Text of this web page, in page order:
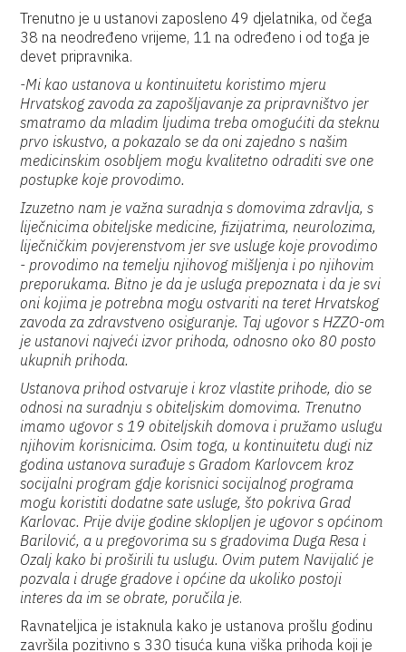
Trenutno je u ustanovi zaposleno 49 djelatnika, od čega
38 na neodređeno vrijeme, 11 na određeno i od toga je
devet pripravnika.
-Mi kao ustanova u kontinuitetu koristimo mjeru
Hrvatskog zavoda za zapošljavanje za pripravništvo jer
smatramo da mladim ljudima treba omogućiti da steknu
prvo iskustvo, a pokazalo se da oni zajedno s našim
medicinskim osobljem mogu kvalitetno odraditi sve one
postupke koje provodimo.
Izuzetno nam je važna suradnja s domovima zdravlja, s
liječnicima obiteljske medicine, fizijatrima, neurolozima,
liječničkim povjerenstvom jer sve usluge koje provodimo
- provodimo na temelju njihovog mišljenja i po njihovim
preporukama. Bitno je da je usluga prepoznata i da je svi
oni kojima je potrebna mogu ostvariti na teret Hrvatskog
zavoda za zdravstveno osiguranje. Taj ugovor s HZZO-om
je ustanovi najveći izvor prihoda, odnosno oko 80 posto
ukupnih prihoda.
Ustanova prihod ostvaruje i kroz vlastite prihode, dio se
odnosi na suradnju s obiteljskim domovima. Trenutno
imamo ugovor s 19 obiteljskih domova i pružamo uslugu
njihovim korisnicima. Osim toga, u kontinuitetu dugi niz
godina ustanova surađuje s Gradom Karlovcem kroz
socijalni program gdje korisnici socijalnog programa
mogu koristiti dodatne sate usluge, što pokriva Grad
Karlovac. Prije dvije godine sklopljen je ugovor s općinom
Barilović, a u pregovorima su s gradovima Duga Resa i
Ozalj kako bi proširili tu uslugu. Ovim putem Navijalić je
pozvala i druge gradove i općine da ukoliko postoji
interes da im se obrate, poručila je.
Ravnateljica je istaknula kako je ustanova prošlu godinu
završila pozitivno s 330 tisuća kuna viška prihoda koji je